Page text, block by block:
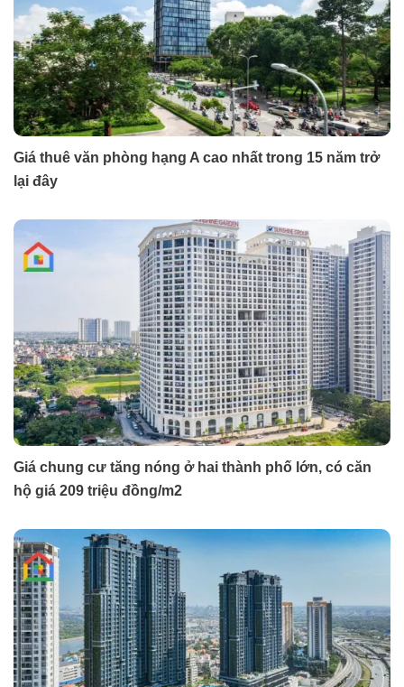
Giá thuê văn phòng hạng A cao nhất trong 15 năm trở
lại đây
Giá chung cư tăng nóng ở hai thành phố lớn, có căn
hộ giá 209 triệu đồng/m2